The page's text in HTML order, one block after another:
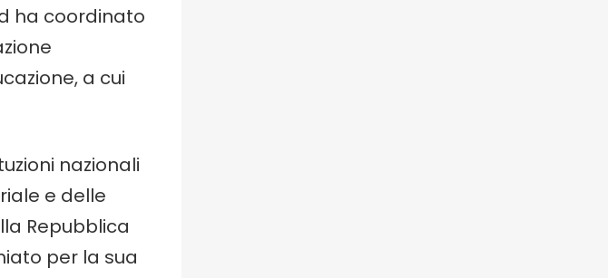
ha coordinato
a cui
nazionali
e delle
Repubblica
per la sua